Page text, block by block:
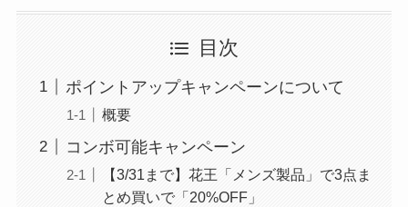
お急ぎ便、日時指定が無料
(追加料金なしで見放題・聞き放題・読み放題コ
ンテンツ多数
Amazon Photo
(Amazon Driveに写真を容量無制限で保存)
目次
ポイントアップキャンペーンについて
概要
コンボ可能キャンペーン
【3/31まで】花王「メンズ製品」で3点ま
とめ買いで「20%OFF」